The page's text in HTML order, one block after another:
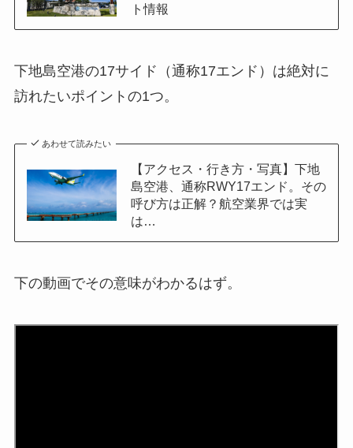
ト情報
下地島空港の17サイド（通称17エンド）は絶対に
訪れたいポイントの1つ。
あわせて読みたい
【アクセス・行き方・写真】下地
島空港、通称RWY17エンド。その
呼び方は正解？航空業界では実
は…
下の動画でその意味がわかるはず。